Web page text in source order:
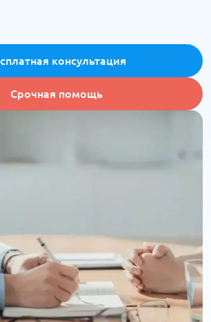
консультация
Срочная помощь